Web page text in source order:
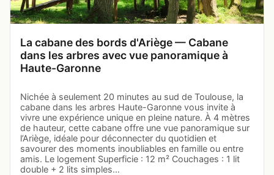
La cabane des bords d'Ariège — Cabane
dans les arbres avec vue panoramique à
Haute-Garonne
Nichée à seulement 20 minutes au sud de Toulouse, la
cabane dans les arbres Haute-Garonne vous invite à
vivre une expérience unique en pleine nature. À 4 mètres
de hauteur, cette cabane offre une vue panoramique sur
l’Ariège, idéale pour déconnecter du quotidien et
savourer des moments inoubliables en famille ou entre
amis. Le logement Superficie : 12 m² Couchages : 1 lit
double + 2 lits simples…